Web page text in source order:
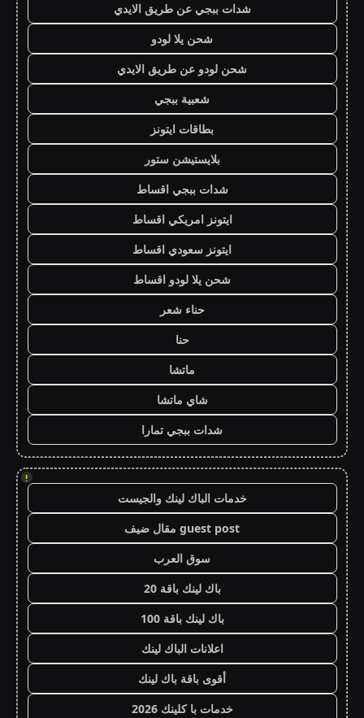
شدات ببجي عن طريق الايدي
شحن يلا لودو
شحن لودو عن طريق الايدي
شعبية ببجي
بطاقات ايتونز
بلايستيشن ستور
شدات ببجي اقساط
ايتونز امريكي اقساط
ايتونز سعودي اقساط
شحن يلا لودو اقساط
حناء شعر
حنا
ماتشا
شاي ماتشا
شدات ببجي تمارا
!
خدمات الباك لينك والجيست
guest post مقال ضيف
سوق العرب
باك لينك باقة 20
باك لينك باقة 100
اعلانات الباك لينك
أقوى باقة باك لينك
خدمات با كلينك 2026